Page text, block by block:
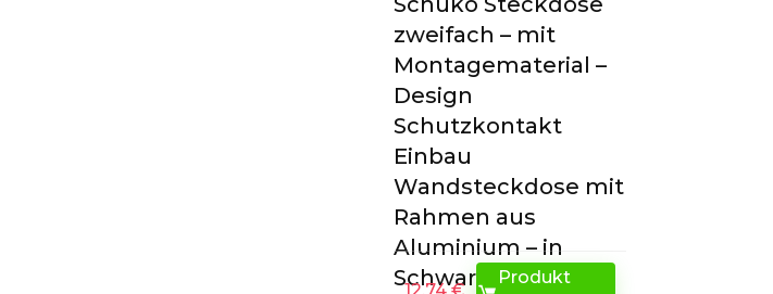
zweifach – mit
Montagematerial –
Design
Schutzkontakt
Einbau
Wandsteckdose mit
Rahmen aus
Aluminium – in
Schwarz
Produkt